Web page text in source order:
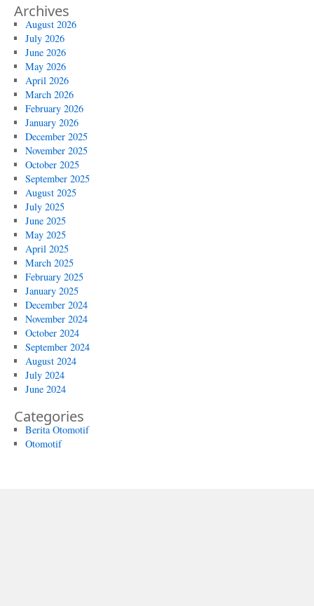
Archives
August 2026
July 2026
June 2026
May 2026
April 2026
March 2026
February 2026
January 2026
December 2025
November 2025
October 2025
September 2025
August 2025
July 2025
June 2025
May 2025
April 2025
March 2025
February 2025
January 2025
December 2024
November 2024
October 2024
September 2024
August 2024
July 2024
June 2024
Categories
Berita Otomotif
Otomotif